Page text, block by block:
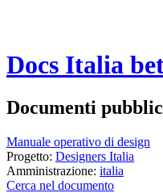
Docs Italia
Documenti
Manuale operativo di design
Progetto: Designers Italia
Amministrazione: italia
Cerca nel documento